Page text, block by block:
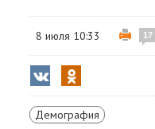
8 июля 10:33 17
Демография